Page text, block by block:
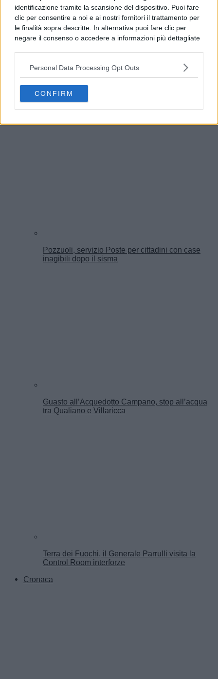
identificazione tramite la scansione del dispositivo. Puoi fare
clic per consentire a noi e ai nostri fornitori il trattamento per
le finalità sopra descritte. In alternativa puoi fare clic per
negare il consenso o accedere a informazioni più dettagliate
possono non richiedere il tuo consenso, ma hai il diritto di
opporti a tale trattamento. Le tue preferenze si
preferenze in qualsiasi momento ritornando su questo sito o
consultando la nostrainformativa sulla riservatezza.
Personal Data Processing Opt Outs
CONFIRM
America’s Cup, Casamicciola espone le prime
Pozzuoli, servizio Poste per cittadini con case
inagibili dopo il sisma
Guasto all’Acquedotto Campano, stop all’acqua
tra Qualiano e Villaricca
Terra dei Fuochi, il Generale Parrulli visita la
Control Room interforze
Cronaca